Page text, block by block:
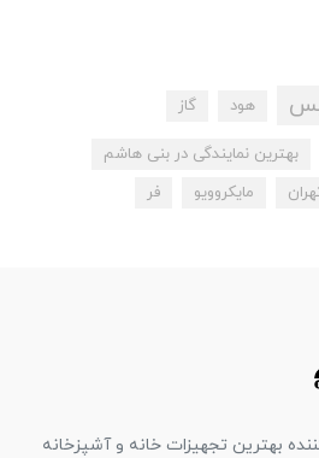
هود گاز
بهترین نمایندگی در بنی هاشم
مایکروویو فر
بهترین تجهیزات خانه و آشپزخانه